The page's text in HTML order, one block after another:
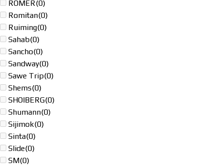
ROMER(0)
Romitan(0)
Ruiming(0)
Sahab(0)
Sancho(0)
Sandway(0)
Sawe Trip(0)
Shems(0)
SHOIBERG(0)
Shumann(0)
Sijimok(0)
Sinta(0)
Slide(0)
SM(0)